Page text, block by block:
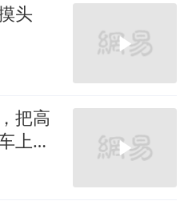
头
把高
上，